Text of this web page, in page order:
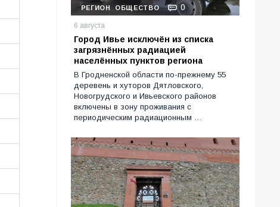
РЕГИОН ОБЩЕСТВО 0
6 августа
Город Ивье исключён из списка
загрязнённых радиацией
населённых пунктов региона
В Гродненской области по-прежнему 55
деревень и хуторов Дятловского,
Новогрудского и Ивьевского районов
включены в зону проживания с
периодическим радиационным …